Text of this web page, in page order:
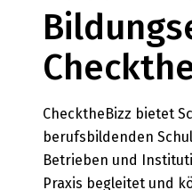
ChecktheBizz bietet
berufsbildenden
Betrieben und
Praxis begleitet und